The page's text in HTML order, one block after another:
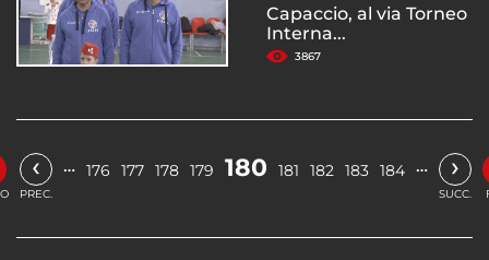
Capaccio, al via Torneo
Interna...
3867
‹
PREC.
… 176 177 178 179 180 181 182 183 184 … ›
SUCC.